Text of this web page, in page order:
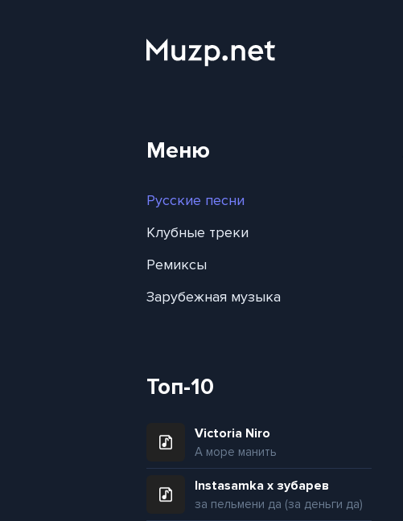
Меню
Русские песни
Клубные треки
Ремиксы
Зарубежная музыка
Топ-10
Victoria Niro
А море манить
Instasamka x зубарев
за пельмени да (за деньги да)